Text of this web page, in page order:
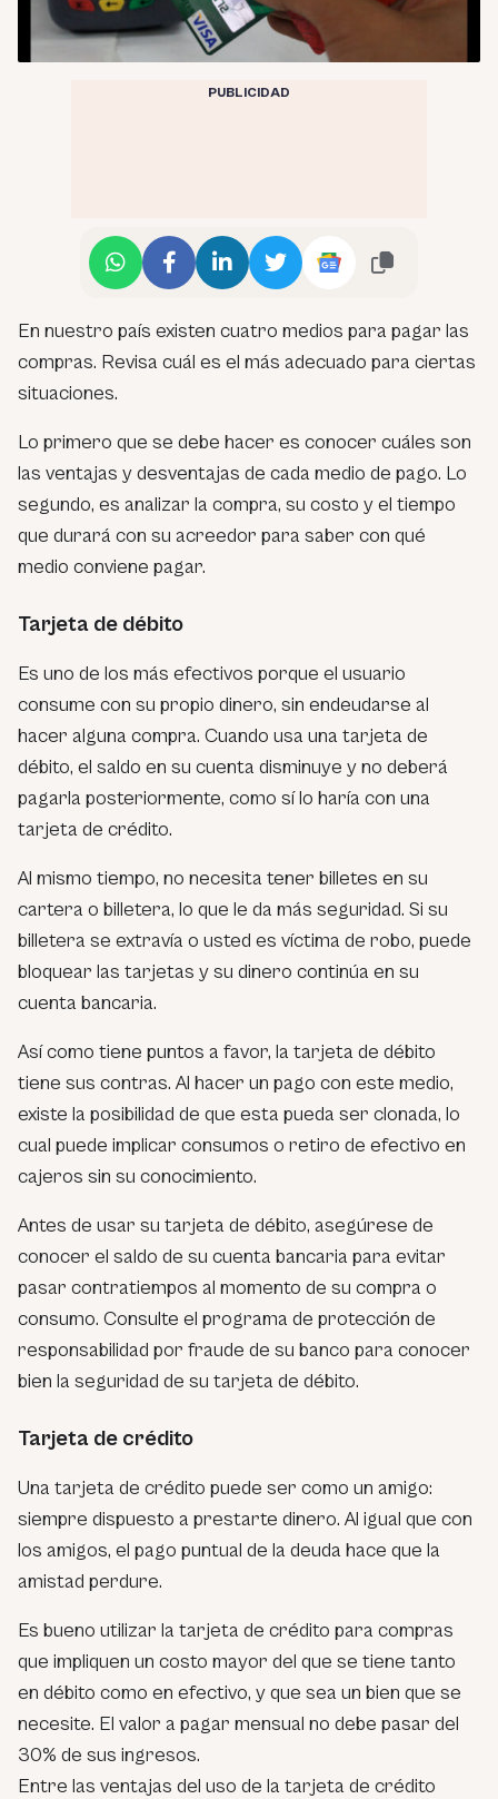
PUBLICIDAD
En nuestro país existen cuatro medios para pagar las
compras. Revisa cuál es el más adecuado para ciertas
situaciones.
Lo primero que se debe hacer es conocer cuáles son
las ventajas y desventajas de cada medio de pago. Lo
segundo, es analizar la compra, su costo y el tiempo
que durará con su acreedor para saber con qué
medio conviene pagar.
Tarjeta de débito
Es uno de los más efectivos porque el usuario
consume con su propio dinero, sin endeudarse al
hacer alguna compra. Cuando usa una tarjeta de
débito, el saldo en su cuenta disminuye y no deberá
pagarla posteriormente, como sí lo haría con una
tarjeta de crédito.
Al mismo tiempo, no necesita tener billetes en su
cartera o billetera, lo que le da más seguridad. Si su
billetera se extravía o usted es víctima de robo, puede
bloquear las tarjetas y su dinero continúa en su
cuenta bancaria.
Así como tiene puntos a favor, la tarjeta de débito
tiene sus contras. Al hacer un pago con este medio,
existe la posibilidad de que esta pueda ser clonada, lo
cual puede implicar consumos o retiro de efectivo en
cajeros sin su conocimiento.
Antes de usar su tarjeta de débito, asegúrese de
conocer el saldo de su cuenta bancaria para evitar
pasar contratiempos al momento de su compra o
consumo. Consulte el programa de protección de
responsabilidad por fraude de su banco para conocer
bien la seguridad de su tarjeta de débito.
Tarjeta de crédito
Una tarjeta de crédito puede ser como un amigo:
siempre dispuesto a prestarte dinero. Al igual que con
los amigos, el pago puntual de la deuda hace que la
amistad perdure.
Es bueno utilizar la tarjeta de crédito para compras
que impliquen un costo mayor del que se tiene tanto
en débito como en efectivo, y que sea un bien que se
necesite. El valor a pagar mensual no debe pasar del
30% de sus ingresos.
Entre las ventajas del uso de la tarjeta de crédito